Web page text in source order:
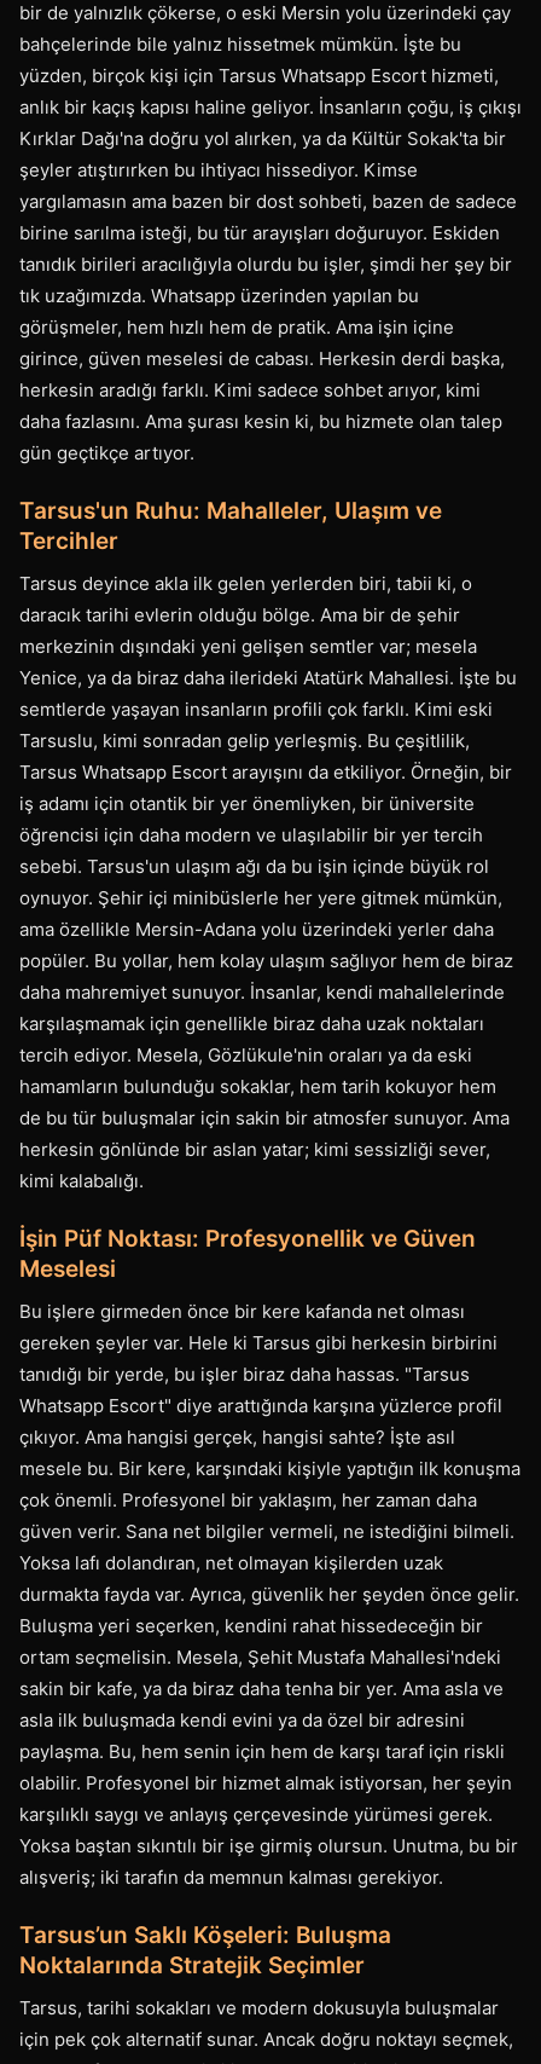
bir de yalnızlık çökerse, o eski Mersin yolu üzerindeki çay
bahçelerinde bile yalnız hissetmek mümkün. İşte bu
yüzden, birçok kişi için Tarsus Whatsapp Escort hizmeti,
anlık bir kaçış kapısı haline geliyor. İnsanların çoğu, iş çıkışı
Kırklar Dağı'na doğru yol alırken, ya da Kültür Sokak'ta bir
şeyler atıştırırken bu ihtiyacı hissediyor. Kimse
yargılamasın ama bazen bir dost sohbeti, bazen de sadece
birine sarılma isteği, bu tür arayışları doğuruyor. Eskiden
tanıdık birileri aracılığıyla olurdu bu işler, şimdi her şey bir
tık uzağımızda. Whatsapp üzerinden yapılan bu
görüşmeler, hem hızlı hem de pratik. Ama işin içine
girince, güven meselesi de cabası. Herkesin derdi başka,
herkesin aradığı farklı. Kimi sadece sohbet arıyor, kimi
daha fazlasını. Ama şurası kesin ki, bu hizmete olan talep
gün geçtikçe artıyor.
Tarsus'un Ruhu: Mahalleler, Ulaşım ve
Tercihler
Tarsus deyince akla ilk gelen yerlerden biri, tabii ki, o
daracık tarihi evlerin olduğu bölge. Ama bir de şehir
merkezinin dışındaki yeni gelişen semtler var; mesela
Yenice, ya da biraz daha ilerideki Atatürk Mahallesi. İşte bu
semtlerde yaşayan insanların profili çok farklı. Kimi eski
Tarsuslu, kimi sonradan gelip yerleşmiş. Bu çeşitlilik,
Tarsus Whatsapp Escort arayışını da etkiliyor. Örneğin, bir
iş adamı için otantik bir yer önemliyken, bir üniversite
öğrencisi için daha modern ve ulaşılabilir bir yer tercih
sebebi. Tarsus'un ulaşım ağı da bu işin içinde büyük rol
oynuyor. Şehir içi minibüslerle her yere gitmek mümkün,
ama özellikle Mersin-Adana yolu üzerindeki yerler daha
popüler. Bu yollar, hem kolay ulaşım sağlıyor hem de biraz
daha mahremiyet sunuyor. İnsanlar, kendi mahallelerinde
karşılaşmamak için genellikle biraz daha uzak noktaları
tercih ediyor. Mesela, Gözlükule'nin oraları ya da eski
hamamların bulunduğu sokaklar, hem tarih kokuyor hem
de bu tür buluşmalar için sakin bir atmosfer sunuyor. Ama
herkesin gönlünde bir aslan yatar; kimi sessizliği sever,
kimi kalabalığı.
İşin Püf Noktası: Profesyonellik ve Güven
Meselesi
Bu işlere girmeden önce bir kere kafanda net olması
gereken şeyler var. Hele ki Tarsus gibi herkesin birbirini
tanıdığı bir yerde, bu işler biraz daha hassas. "Tarsus
Whatsapp Escort" diye arattığında karşına yüzlerce profil
çıkıyor. Ama hangisi gerçek, hangisi sahte? İşte asıl
mesele bu. Bir kere, karşındaki kişiyle yaptığın ilk konuşma
çok önemli. Profesyonel bir yaklaşım, her zaman daha
güven verir. Sana net bilgiler vermeli, ne istediğini bilmeli.
Yoksa lafı dolandıran, net olmayan kişilerden uzak
durmakta fayda var. Ayrıca, güvenlik her şeyden önce gelir.
Buluşma yeri seçerken, kendini rahat hissedeceğin bir
ortam seçmelisin. Mesela, Şehit Mustafa Mahallesi'ndeki
sakin bir kafe, ya da biraz daha tenha bir yer. Ama asla ve
asla ilk buluşmada kendi evini ya da özel bir adresini
paylaşma. Bu, hem senin için hem de karşı taraf için riskli
olabilir. Profesyonel bir hizmet almak istiyorsan, her şeyin
karşılıklı saygı ve anlayış çerçevesinde yürümesi gerek.
Yoksa baştan sıkıntılı bir işe girmiş olursun. Unutma, bu bir
alışveriş; iki tarafın da memnun kalması gerekiyor.
Tarsus’un Saklı Köşeleri: Buluşma
Noktalarında Stratejik Seçimler
Tarsus, tarihi sokakları ve modern dokusuyla buluşmalar
için pek çok alternatif sunar. Ancak doğru noktayı seçmek,